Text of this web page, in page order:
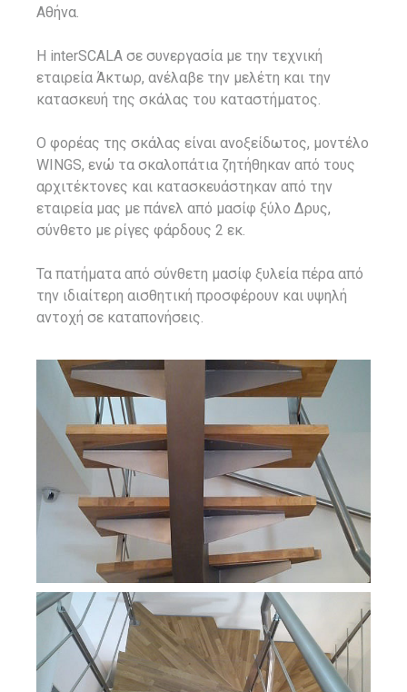
Αθήνα.
Η interSCALA σε συνεργασία με την τεχνική
εταιρεία Άκτωρ, ανέλαβε την μελέτη και την
κατασκευή της σκάλας του καταστήματος.
Ο φορέας της σκάλας είναι ανοξείδωτος, μοντέλο
WINGS, ενώ τα σκαλοπάτια ζητήθηκαν από τους
αρχιτέκτονες και κατασκευάστηκαν από την
εταιρεία μας με πάνελ από μασίφ ξύλο Δρυς,
σύνθετο με ρίγες φάρδους 2 εκ.
Τα πατήματα από σύνθετη μασίφ ξυλεία πέρα από
την ιδιαίτερη αισθητική προσφέρουν και υψηλή
αντοχή σε καταπονήσεις.